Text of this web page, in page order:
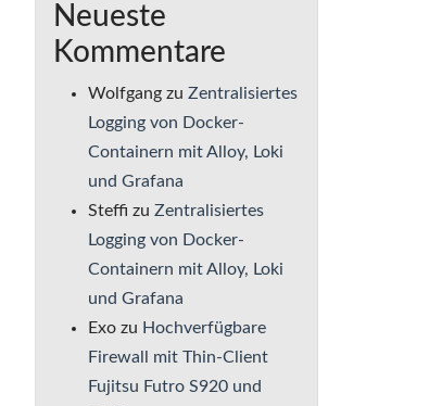
Neueste
Kommentare
Wolfgang zu Zentralisiertes
Logging von Docker-
Containern mit Alloy, Loki
und Grafana
Steffi zu Zentralisiertes
Logging von Docker-
Containern mit Alloy, Loki
und Grafana
Exo zu Hochverfügbare
Firewall mit Thin-Client
Fujitsu Futro S920 und